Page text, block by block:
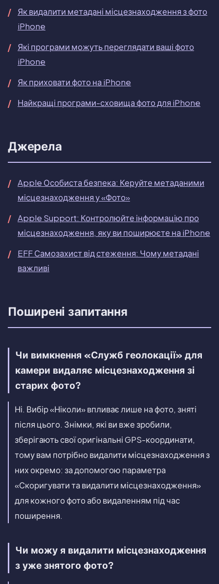
Як видалити метадані місцезнаходження з фото
iPhone
Які програми можуть переглядати ваші фото
iPhone
Як приховати фото на iPhone
Найкращі програми-сховища фото для iPhone
Джерела
Apple Особиста безпека: Керуйте метаданими
місцезнаходження у «Фото»
Apple Support: Контролюйте інформацію про
місцезнаходження, яку ви поширюєте на iPhone
EFF Самозахист від стеження: Чому метадані
важливі
Поширені запитання
Чи вимкнення «Служб геолокації» для
камери видаляє місцезнаходження зі
старих фото?
Ні. Вибір «Ніколи» впливає лише на фото, зняті
після цього. Знімки, які ви вже зробили,
зберігають свої оригінальні GPS-координати,
тому вам потрібно видалити місцезнаходження з
них окремо: за допомогою параметра
«Скоригувати та видалити місцезнаходження»
для кожного фото або видаленням під час
поширення.
Чи можу я видалити місцезнаходження
з уже знятого фото?